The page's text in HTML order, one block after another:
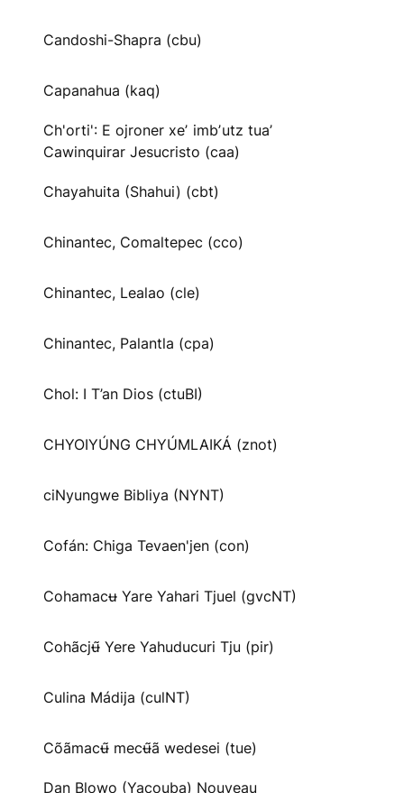
Candoshi-Shapra (cbu)
Capanahua (kaq)
Ch'orti': E ojroner xeʼ imbʼutz tuaʼ
Cawinquirar Jesucristo (caa)
Chayahuita (Shahui) (cbt)
Chinantec, Comaltepec (cco)
Chinantec, Lealao (cle)
Chinantec, Palantla (cpa)
Chol: I T’an Dios (ctuBI)
CHYOIYÚNG CHYÚMLAIKÁ (znot)
ciNyungwe Bibliya (NYNT)
Cofán: Chiga Tevaen'jen (con)
Cohamacʉ Yare Yahari Tjuel (gvcNT)
Cohãcjʉ̃ Yere Yahuducuri Tju (pir)
Culina Mádija (culNT)
Cõãmacʉ̃ mecʉ̃ã wedesei (tue)
Dan Blowo (Yacouba) Nouveau